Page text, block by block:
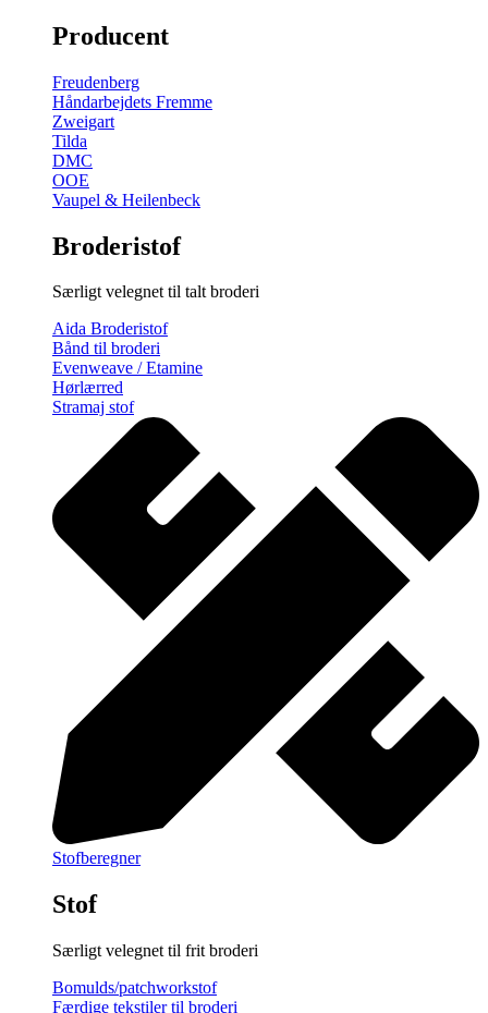
Producent
Freudenberg
Håndarbejdets Fremme
Zweigart
Tilda
DMC
OOE
Vaupel & Heilenbeck
Broderistof
Særligt velegnet til talt broderi
Aida Broderistof
Bånd til broderi
Evenweave / Etamine
Hørlærred
Stramaj stof
Stofberegner
Stof
Særligt velegnet til frit broderi
Bomulds/patchworkstof
Færdige tekstiler til broderi